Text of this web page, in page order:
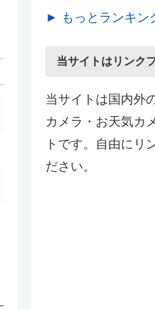
► もっとランキン
当サイトはリンク
当サイトは国内外
カメラ・お天気カ
トです。自由にリ
ださい。